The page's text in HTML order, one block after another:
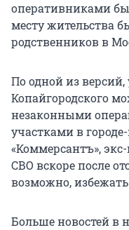
оперативниками
месту жительства
родственников в
По одной из
Копайгородского
незаконными
участками в
«Коммерсантъ»,
СВО вскоре после
возможно,
Больше новостей